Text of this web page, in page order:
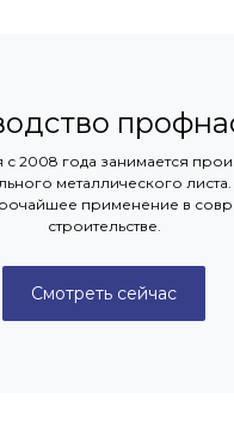
2008 года занимается
металлического листа.
применение в
строительстве.
Смотреть сейчас